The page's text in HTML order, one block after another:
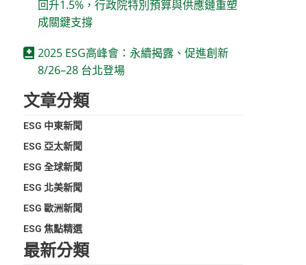
回升1.5%，行政院特別預算與供應鏈重塑
成關鍵支撐
2025 ESG高峰會：永續揭露、促進創新
8/26–28 台北登場
文章分類
ESG 中東新聞
ESG 亞太新聞
ESG 全球新聞
ESG 北美新聞
ESG 歐洲新聞
ESG 焦點精選
最新分類